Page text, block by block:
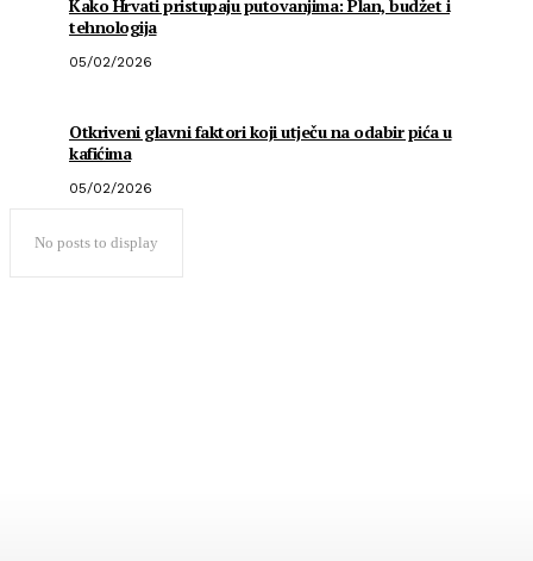
Kako Hrvati pristupaju putovanjima: Plan, budžet i
tehnologija
05/02/2026
Otkriveni glavni faktori koji utječu na odabir pića u
kafićima
05/02/2026
No posts to display